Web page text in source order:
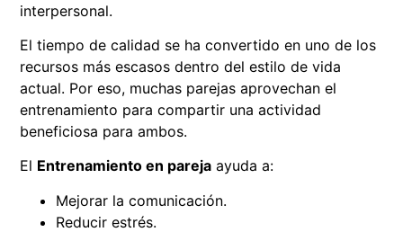
interpersonal.
El tiempo de calidad se ha convertido en uno de los
recursos más escasos dentro del estilo de vida
actual. Por eso, muchas parejas aprovechan el
entrenamiento para compartir una actividad
beneficiosa para ambos.
El Entrenamiento en pareja ayuda a:
Mejorar la comunicación.
Reducir estrés.